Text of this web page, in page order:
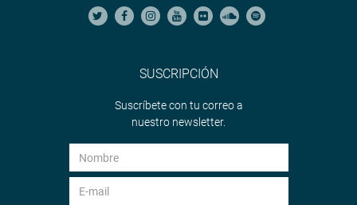
SUSCRIPCIÓN
Suscríbete con tu correo a
nuestro newsletter.